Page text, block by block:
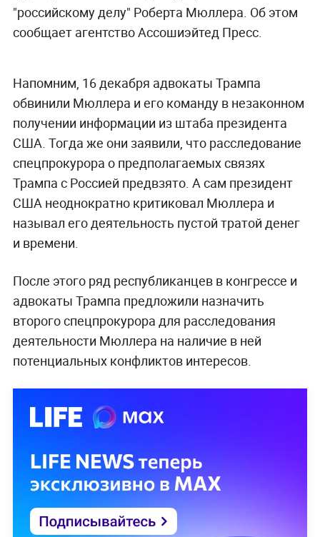
"российскому делу" Роберта Мюллера. Об этом
сообщает агентство Ассошиэйтед Пресс.
Напомним, 16 декабря адвокаты Трампа
обвинили Мюллера и его команду в незаконном
получении информации из штаба президента
США. Тогда же они заявили, что расследование
спецпрокурора о предполагаемых связях
Трампа с Россией предвзято. А сам президент
США неоднократно критиковал Мюллера и
называл его деятельность пустой тратой денег
и времени.
После этого ряд республиканцев в конгрессе и
адвокаты Трампа предложили назначить
второго спецпрокурора для расследования
деятельности Мюллера на наличие в ней
потенциальных конфликтов интересов.